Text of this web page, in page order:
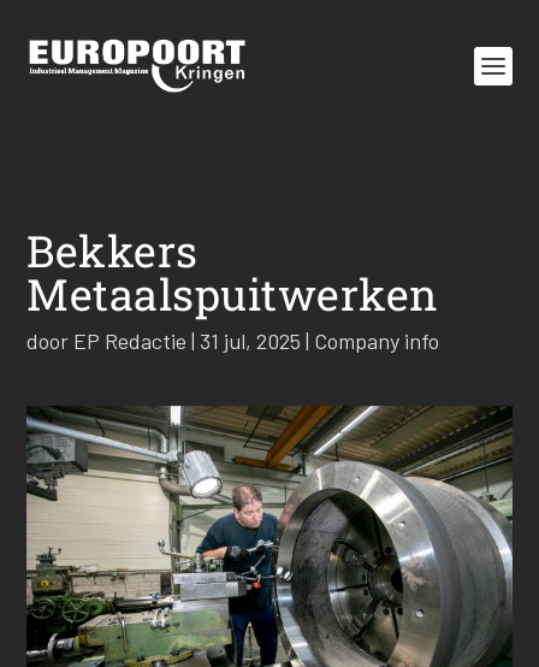
Bekkers
Metaalspuitwerken
door EP Redactie | 31 jul, 2025 | Company info